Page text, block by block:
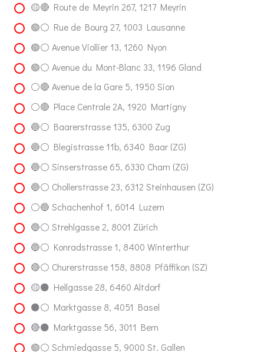
🟡🔴 Route de Meyrin 267, 1217 Meyrin
🟢⚪ Rue de Bourg 27, 1003 Lausanne
🟢⚪ Avenue Viollier 13, 1260 Nyon
🟢⚪ Avenue du Mont-Blanc 33, 1196 Gland
⚪️🔴 Avenue de la Gare 5, 1950 Sion
⚪️🔴 Place Centrale 2A, 1920 Martigny
🔵⚪️ Baarerstrasse 135, 6300 Zug
🔵⚪️ Blegistrasse 11b, 6340 Baar (ZG)
🔵⚪️ Sinserstrasse 65, 6330 Cham (ZG)
🔵⚪️ Chollerstrasse 23, 6312 Steinhausen (ZG)
⚪🔵 Schachenhof 1, 6014 Luzern
🔵⚪️ Strehlgasse 2, 8001 Zürich
🔵⚪️ Konradstrasse 1, 8400 Winterthur
🔴⚪ Churerstrasse 158, 8808 Pfäffikon (SZ)
🟡⚫ Hellgasse 28, 6460 Altdorf
⚫⚪ Marktgasse 8, 4051 Basel
🔴⚫️ Marktgasse 56, 3011 Bern
🟢⚪ Schmiedgasse 5, 9000 St. Gallen